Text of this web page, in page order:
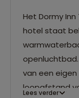
Het Dormy
hotel staat
openluchtbad.
van een
loopafstand
Lees verder